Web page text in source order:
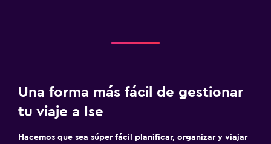
Una forma más fácil de gestionar
tu viaje a Ise
Hacemos que sea súper fácil planificar, organizar y viajar